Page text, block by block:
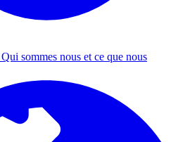
Qui sommes nous et ce que nous